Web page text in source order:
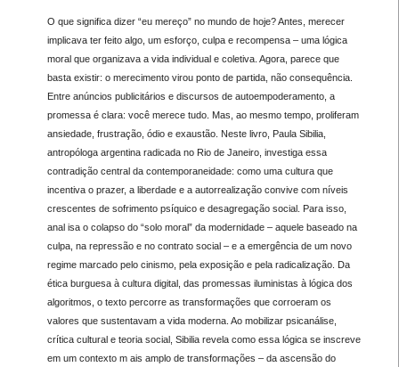
O que significa dizer “eu mereço” no mundo de hoje? Antes, merecer
implicava ter feito algo, um esforço, culpa e recompensa – uma lógica
moral que organizava a vida individual e coletiva. Agora, parece que
basta existir: o merecimento virou ponto de partida, não consequência.
Entre anúncios publicitários e discursos de autoempoderamento, a
promessa é clara: você merece tudo. Mas, ao mesmo tempo, proliferam
ansiedade, frustração, ódio e exaustão. Neste livro, Paula Sibilia,
antropóloga argentina radicada no Rio de Janeiro, investiga essa
contradição central da contemporaneidade: como uma cultura que
incentiva o prazer, a liberdade e a autorrealização convive com níveis
crescentes de sofrimento psíquico e desagregação social. Para isso,
anal isa o colapso do “solo moral” da modernidade – aquele baseado na
culpa, na repressão e no contrato social – e a emergência de um novo
regime marcado pelo cinismo, pela exposição e pela radicalização. Da
ética burguesa à cultura digital, das promessas iluministas à lógica dos
algoritmos, o texto percorre as transformações que corroeram os
valores que sustentavam a vida moderna. Ao mobilizar psicanálise,
crítica cultural e teoria social, Sibilia revela como essa lógica se inscreve
em um contexto m ais amplo de transformações – da ascensão do